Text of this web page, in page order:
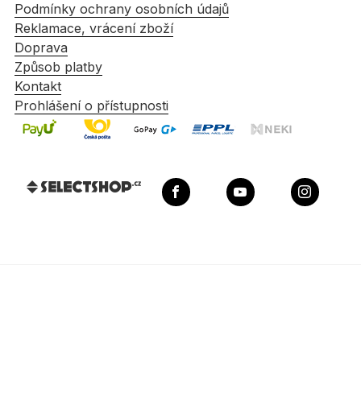
Podmínky ochrany osobních údajů
Reklamace, vrácení zboží
Doprava
Způsob platby
Kontakt
Prohlášení o přístupnosti